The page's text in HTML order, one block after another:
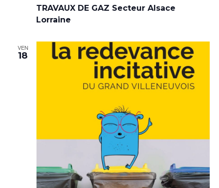
TRAVAUX DE GAZ Secteur Alsace
Lorraine
VEN
18